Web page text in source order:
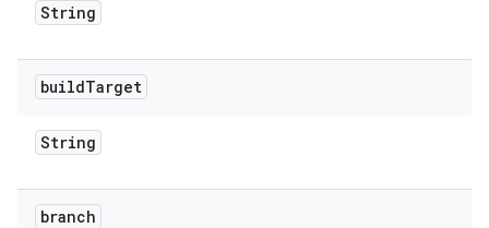
String
buildTarget
String
branch